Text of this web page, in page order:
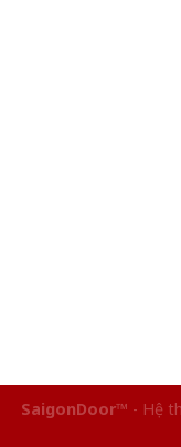
SaigonDoor™ - Hệ